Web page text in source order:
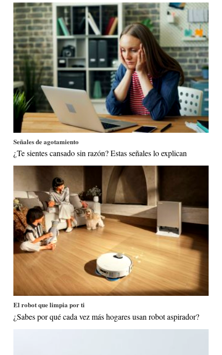
Señales de agotamiento
¿Te sientes cansado sin razón? Estas señales lo explican
El robot que limpia por ti
¿Sabes por qué cada vez más hogares usan robot aspirador?